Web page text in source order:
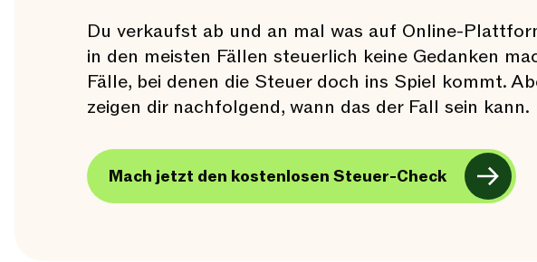
Du verkaufst ab und an mal was auf Online-
in den meisten Fällen steuerlich keine Gedanken
Fälle, bei denen die Steuer doch ins Spiel kommt.
zeigen dir nachfolgend, wann das der Fall sein kann.
Mach jetzt den kostenlosen Steuer-Check